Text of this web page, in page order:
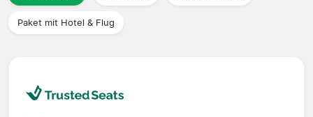
Paket mit Hotel & Flug